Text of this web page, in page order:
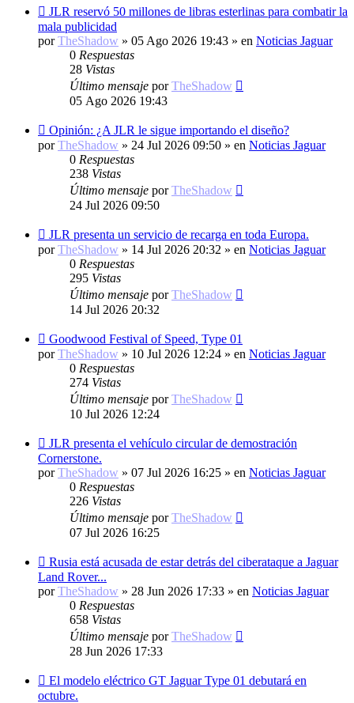
Nuevo
mensaje
JLR reservó 50 millones de libras esterlinas para combatir la
mala publicidad
porTheShadow » 05 Ago 2026 19:43 » en Noticias Jaguar
0 Respuestas
28 Vistas
Último mensaje porTheShadow
05 Ago 2026 19:43
Nuevo
mensaje
Opinión: ¿A JLR le sigue importando el diseño?
porTheShadow » 24 Jul 2026 09:50 » en Noticias Jaguar
0 Respuestas
238 Vistas
Último mensaje porTheShadow
24 Jul 2026 09:50
Nuevo
mensaje
JLR presenta un servicio de recarga en toda Europa.
porTheShadow » 14 Jul 2026 20:32 » en Noticias Jaguar
0 Respuestas
295 Vistas
Último mensaje porTheShadow
14 Jul 2026 20:32
Nuevo
mensaje
Goodwood Festival of Speed, Type 01
porTheShadow » 10 Jul 2026 12:24 » en Noticias Jaguar
0 Respuestas
274 Vistas
Último mensaje porTheShadow
10 Jul 2026 12:24
Nuevo
mensaje
JLR presenta el vehículo circular de demostración
Cornerstone.
porTheShadow » 07 Jul 2026 16:25 » en Noticias Jaguar
0 Respuestas
226 Vistas
Último mensaje porTheShadow
07 Jul 2026 16:25
Nuevo
mensaje
Rusia está acusada de estar detrás del ciberataque a Jaguar
Land Rover...
porTheShadow » 28 Jun 2026 17:33 » en Noticias Jaguar
0 Respuestas
658 Vistas
Último mensaje porTheShadow
28 Jun 2026 17:33
Nuevo
mensaje
El modelo eléctrico GT Jaguar Type 01 debutará en
octubre.